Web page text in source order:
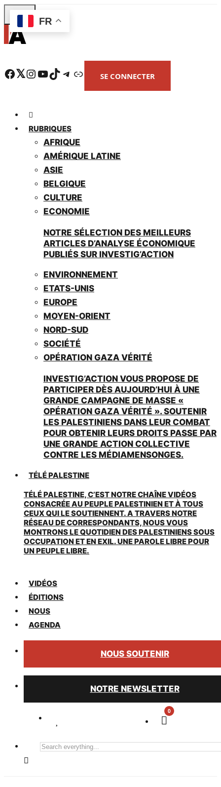
Skip
to
main
Facebook Twitter Instagram YouTube TikTok Telegram Lien SE CONNECTER
RUBRIQUES
AFRIQUE
AMÉRIQUE LATINE
ASIE
BELGIQUE
CULTURE
ECONOMIE
NOTRE SÉLECTION DES MEILLEURS
ARTICLES D’ANALYSE ÉCONOMIQUE
PUBLIÉS SUR INVESTIG’ACTION
ENVIRONNEMENT
ETATS-UNIS
EUROPE
MOYEN-ORIENT
NORD-SUD
SOCIÉTÉ
OPÉRATION GAZA VÉRITÉ
INVESTIG’ACTION VOUS PROPOSE DE
PARTICIPER DÈS AUJOURD’HUI À UNE
GRANDE CAMPAGNE DE MASSE «
OPÉRATION GAZA VÉRITÉ ». SOUTENIR
LES PALESTINIENS DANS LEUR COMBAT
POUR OBTENIR LEURS DROITS PASSE PAR
UNE GRANDE ACTION COLLECTIVE
CONTRE LES MÉDIAMENSONGES.
TÉLÉ PALESTINE
TÉLÉ PALESTINE, C’EST NOTRE CHAÎNE VIDÉOS
CONSACRÉE AU PEUPLE PALESTINIEN ET À TOUS
CEUX QUI LE SOUTIENNENT. A TRAVERS NOTRE
RÉSEAU DE CORRESPONDANTS, NOUS VOUS
MONTRONS LE QUOTIDIEN DES PALESTINIENS SOUS
OCCUPATION ET EN EXIL. UNE PAROLE LIBRE POUR
UN PEUPLE LIBRE.
VIDÉOS
ÉDITIONS
NOUS
AGENDA
NOUS SOUTENIR
NOTRE NEWSLETTER
0
Search
FR